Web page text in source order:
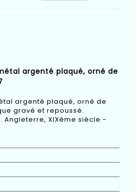
argenté plaqué, orné de
argenté plaqué, orné de
gravé et repoussé.
Angleterre, XIXème siècle -